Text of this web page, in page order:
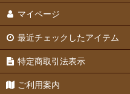
マイページ
最近チェックしたアイテム
特定商取引法表示
ご利用案内